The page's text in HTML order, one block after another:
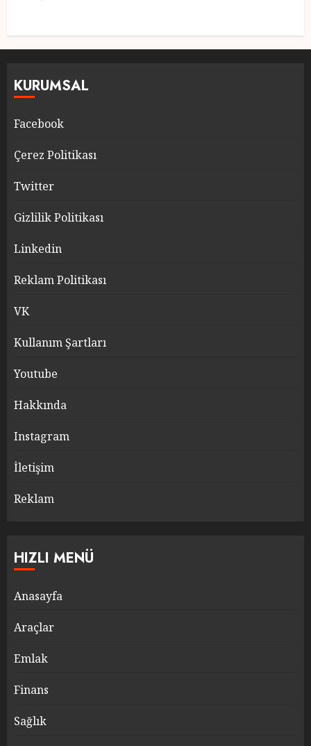
KURUMSAL
Facebook
Çerez Politikası
Twitter
Gizlilik Politikası
Linkedin
Reklam Politikası
VK
Kullanım Şartları
Youtube
Hakkında
Instagram
İletişim
Reklam
HIZLI MENÜ
Anasayfa
Araçlar
Emlak
Finans
Sağlık